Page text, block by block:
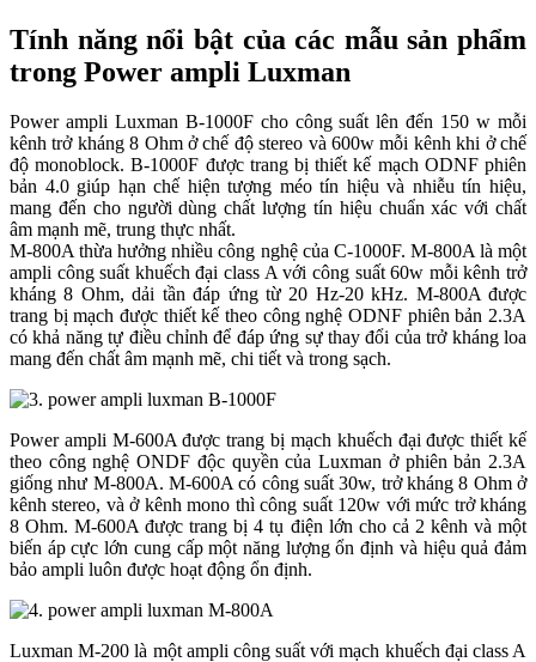
Tính năng nổi bật của các mẫu sản phẩm
trong Power ampli Luxman
Power ampli Luxman B-1000F cho công suất lên đến 150 w mỗi
kênh trở kháng 8 Ohm ở chế độ stereo và 600w mỗi kênh khi ở chế
độ monoblock. B-1000F được trang bị thiết kế mạch ODNF phiên
bản 4.0 giúp hạn chế hiện tượng méo tín hiệu và nhiễu tín hiệu,
mang đến cho người dùng chất lượng tín hiệu chuẩn xác với chất
âm mạnh mẽ, trung thực nhất.
M-800A thừa hưởng nhiều công nghệ của C-1000F. M-800A là một
ampli công suất khuếch đại class A với công suất 60w mỗi kênh trở
kháng 8 Ohm, dải tần đáp ứng từ 20 Hz-20 kHz. M-800A được
trang bị mạch được thiết kế theo công nghệ ODNF phiên bản 2.3A
có khả năng tự điều chỉnh để đáp ứng sự thay đổi của trở kháng loa
mang đến chất âm mạnh mẽ, chi tiết và trong sạch.
Power ampli M-600A được trang bị mạch khuếch đại được thiết kế
theo công nghệ ONDF độc quyền của Luxman ở phiên bản 2.3A
giống như M-800A. M-600A có công suất 30w, trở kháng 8 Ohm ở
kênh stereo, và ở kênh mono thì công suất 120w với mức trở kháng
8 Ohm. M-600A được trang bị 4 tụ điện lớn cho cả 2 kênh và một
biến áp cực lớn cung cấp một năng lượng ổn định và hiệu quả đảm
bảo ampli luôn được hoạt động ổn định.
Luxman M-200 là một ampli công suất với mạch khuếch đại class A